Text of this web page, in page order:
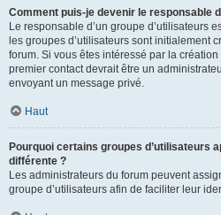
Comment puis-je devenir le responsable
Le responsable d’un groupe d’utilisateurs
les groupes d’utilisateurs sont initialement
forum. Si vous êtes intéressé par la création
premier contact devrait être un
envoyant un message privé.
Haut
Pourquoi certains groupes d’utilisateurs
différente ?
Les administrateurs du forum peuvent
groupe d’utilisateurs afin de faciliter leur